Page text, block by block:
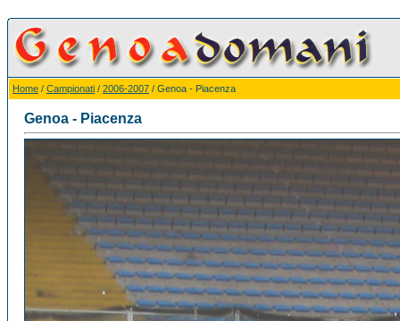
Home / Campionati / 2006-2007 / Genoa - Piacenza
Genoa - Piacenza